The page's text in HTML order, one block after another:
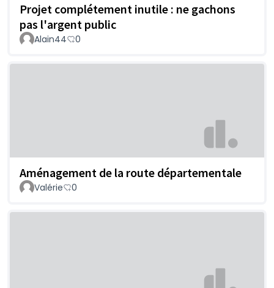
Projet complétement inutile : ne gachons
pas l'argent public
Alain44 0
Aménagement de la route départementale
Valérie 0